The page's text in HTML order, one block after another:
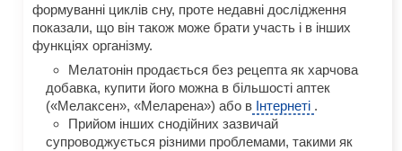
формуванні циклів сну, проте недавні дослідження
показали, що він також може брати участь і в інших
функціях організму.
Мелатонін продається без рецепта як харчова
добавка, купити його можна в більшості аптек
(«Мелаксен», «Меларена») або в Інтернеті .
Прийом інших снодійних зазвичай
супроводжується різними проблемами, такими як